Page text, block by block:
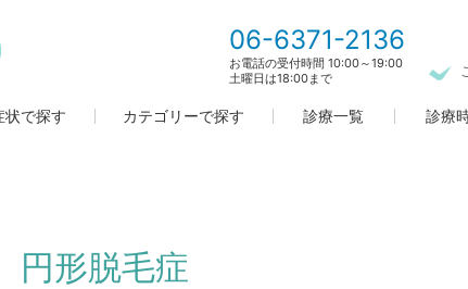
06-6371-2136
お電話の受付時間 10:00～19:00
土曜日は18:00まで
状で探す カテゴリーで探す 診療一覧 診療
円形脱毛症